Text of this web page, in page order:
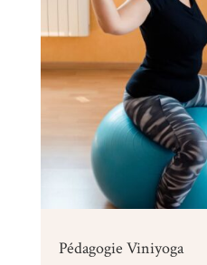
Pédagogie Viniyoga